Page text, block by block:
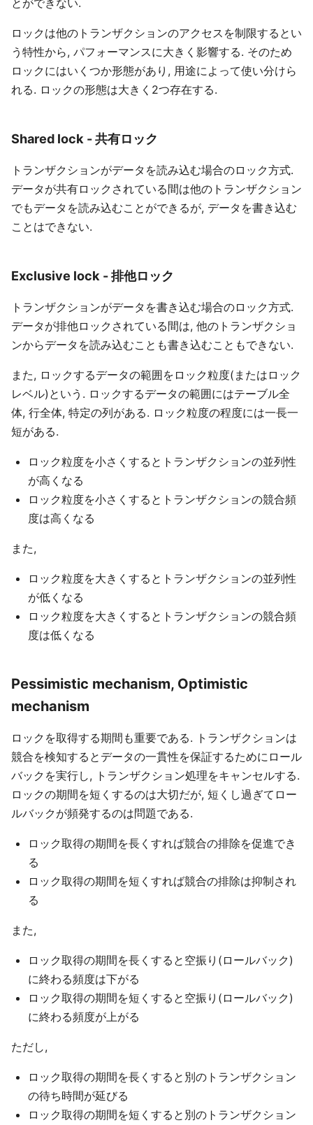
ロックは他のトランザクションのアクセスを制限するとい
う特性から, パフォーマンスに大きく影響する. そのため
ロックにはいくつか形態があり, 用途によって使い分けら
れる. ロックの形態は大きく2つ存在する.
Shared lock - 共有ロック
トランザクションがデータを読み込む場合のロック方式.
データが共有ロックされている間は他のトランザクション
でもデータを読み込むことができるが, データを書き込む
ことはできない.
Exclusive lock - 排他ロック
トランザクションがデータを書き込む場合のロック方式.
データが排他ロックされている間は, 他のトランザクショ
ンからデータを読み込むことも書き込むこともできない.
また, ロックするデータの範囲をロック粒度(またはロック
レベル)という. ロックするデータの範囲にはテーブル全
体, 行全体, 特定の列がある. ロック粒度の程度には一長一
短がある.
ロック粒度を小さくするとトランザクションの並列性
が高くなる
ロック粒度を小さくするとトランザクションの競合頻
度は高くなる
また,
ロック粒度を大きくするとトランザクションの並列性
が低くなる
ロック粒度を大きくするとトランザクションの競合頻
度は低くなる
Pessimistic mechanism, Optimistic
mechanism
ロックを取得する期間も重要である. トランザクションは
競合を検知するとデータの一貫性を保証するためにロール
バックを実行し, トランザクション処理をキャンセルする.
ロックの期間を短くするのは大切だが, 短くし過ぎてロー
ルバックが頻発するのは問題である.
ロック取得の期間を長くすれば競合の排除を促進でき
る
ロック取得の期間を短くすれば競合の排除は抑制され
る
また,
ロック取得の期間を長くすると空振り(ロールバック)
に終わる頻度は下がる
ロック取得の期間を短くすると空振り(ロールバック)
に終わる頻度が上がる
ただし,
ロック取得の期間を長くすると別のトランザクション
の待ち時間が延びる
ロック取得の期間を短くすると別のトランザクション